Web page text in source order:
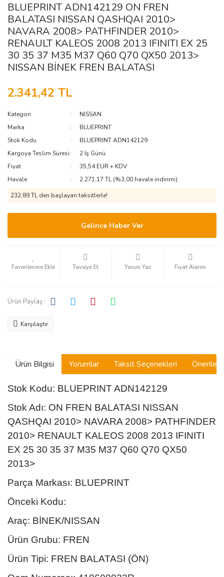
BLUEPRINT ADN142129 ON FREN
BALATASI NISSAN QASHQAI 2010>
NAVARA 2008> PATHFINDER 2010>
RENAULT KALEOS 2008 2013 IFINITI EX 25
30 35 37 M35 M37 Q60 Q70 QX50 2013>
NISSAN BİNEK FREN BALATASI
2.341,42 TL
Kategori
NISSAN
Marka
BLUEPRINT
Stok Kodu
BLUEPRINT ADN142129
Kargoya Teslim Süresi
2 İş Günü
Fiyat
35,54 EUR + KDV
Havale
2.271,17 TL (%3,00 havale indirimi)
232,89 TL den başlayan taksitlerle!
Gelince Haber Ver
Tavsiye Et Yorum Yaz Fiyat Alarmı
Ürün Paylaş :
Karşılaştır
Ürün Bilgisi Yorumlar Taksit Seçenekleri
Stok Kodu: BLUEPRINT ADN142129
Stok Adı: ON FREN BALATASI NISSAN
QASHQAI 2010> NAVARA 2008> PATHFINDER
2010> RENAULT KALEOS 2008 2013 IFINITI
EX 25 30 35 37 M35 M37 Q60 Q70 QX50
2013>
Parça Markası: BLUEPRINT
Önceki Kodu:
Araç: BİNEK/NISSAN
Ürün Grubu: FREN
Ürün Tipi: FREN BALATASI (ÖN)